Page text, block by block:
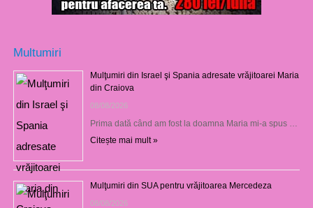
Multumiri
Mulţumiri din Israel şi Spania adresate vrăjitoarei Maria
din Craiova
08/08/2026
Prima dată când am fost la doamna Maria mi-a spus …
Citește mai mult »
Mulţumiri din SUA pentru vrăjitoarea Mercedeza
08/08/2026